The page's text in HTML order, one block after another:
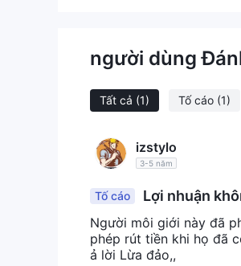
người dùng
Tất cả (1) Tố cáo (1)
izstylo
3-5 năm
Tố cáo Lợi nhuận
Người môi giới này đã
phép rút tiền khi họ đã
ả lời Lừa đảo,,